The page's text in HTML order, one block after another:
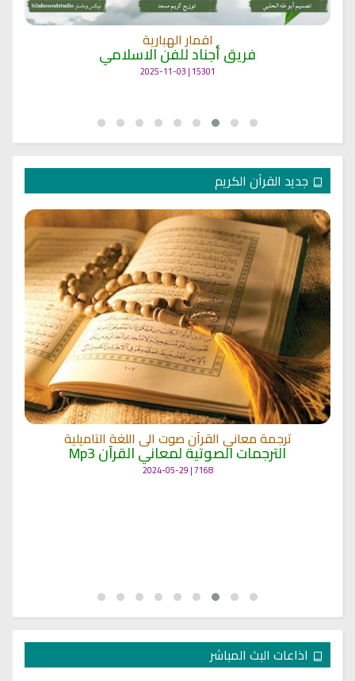
اقمار الهبارية
فريق أجناد للفن الاسلامي
15301 | 2025-11-03
جديد القرآن الكريم
ترجمة معاني القرآن صوت الى اللغة التاميلية
الترجمات الصوتية لمعاني القرآن Mp3
7168 | 2024-05-29
اذاعات البث المباشر